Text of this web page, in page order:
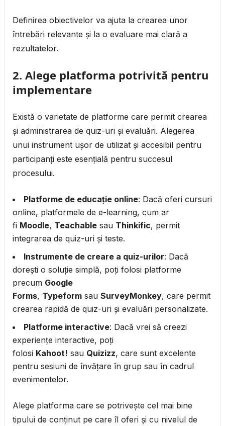
Definirea obiectivelor va ajuta la crearea unor
întrebări relevante și la o evaluare mai clară a
rezultatelor.
2. Alege platforma potrivită pentru
implementare
Există o varietate de platforme care permit crearea
și administrarea de quiz-uri și evaluări. Alegerea
unui instrument ușor de utilizat și accesibil pentru
participanți este esențială pentru succesul
procesului.
Platforme de educație online: Dacă oferi cursuri
online, platformele de e-learning, cum ar
fi Moodle, Teachablesau Thinkific, permit
integrarea de quiz-uri și teste.
Instrumente de creare a quiz-urilor: Dacă
dorești o soluție simplă, poți folosi platforme
precum Google
Forms, Typeformsau SurveyMonkey, care permit
crearea rapidă de quiz-uri și evaluări personalizate.
Platforme interactive: Dacă vrei să creezi
experiențe interactive, poți
folosi Kahoot! sau Quizizz, care sunt excelente
pentru sesiuni de învățare în grup sau în cadrul
evenimentelor.
Alege platforma care se potrivește cel mai bine
tipului de conținut pe care îl oferi și cu nivelul de